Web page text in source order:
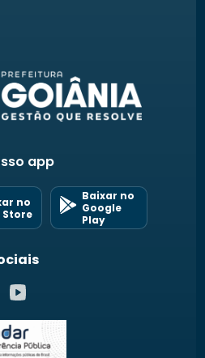
app
no
Store
Baixar no
Google
Play